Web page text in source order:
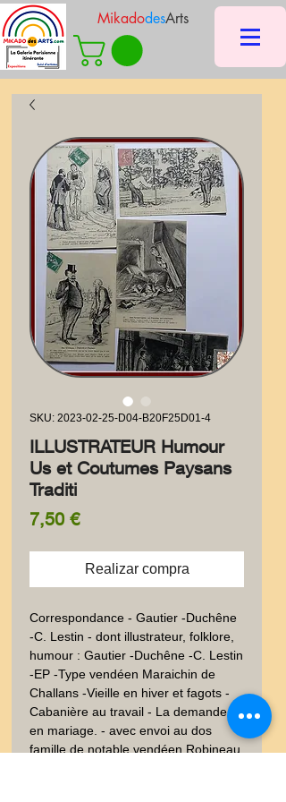
MikadodesArts
SKU: 2023-02-25-D04-B20F25D01-4
ILLUSTRATEUR Humour
Us et Coutumes Paysans
Traditi
7,50 €Precio
Realizar compra
Correspondance - Gautier -Duchêne
-C. Lestin - dont illustrateur, folklore,
humour : Gautier -Duchêne -C. Lestin
-EP -Type vendéen Maraichin de
Challans -Vieille en hiver et fagots -
Cabanière au travail - La demande
en mariage. - avec envoi au dos
famille de notable vendéen Robineau